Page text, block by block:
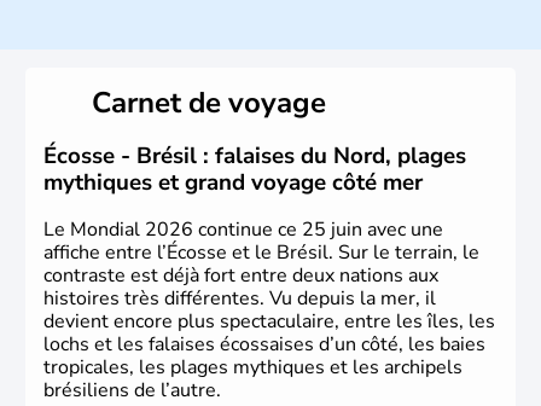
du Brésil ont été atteintes par le portugais Cabral en
1500. Durant le XVIe siècle, de très nombreux esclaves
venus d'Afrique ont permis une large exploitation des
ressources en sucre du pays.
Carnet de voyage
Écosse - Brésil : falaises du Nord, plages
mythiques et grand voyage côté mer
Le Mondial 2026 continue ce 25 juin avec une
affiche entre l’Écosse et le Brésil. Sur le terrain, le
contraste est déjà fort entre deux nations aux
histoires très différentes. Vu depuis la mer, il
devient encore plus spectaculaire, entre les îles, les
lochs et les falaises écossaises d’un côté, les baies
tropicales, les plages mythiques et les archipels
brésiliens de l’autre.